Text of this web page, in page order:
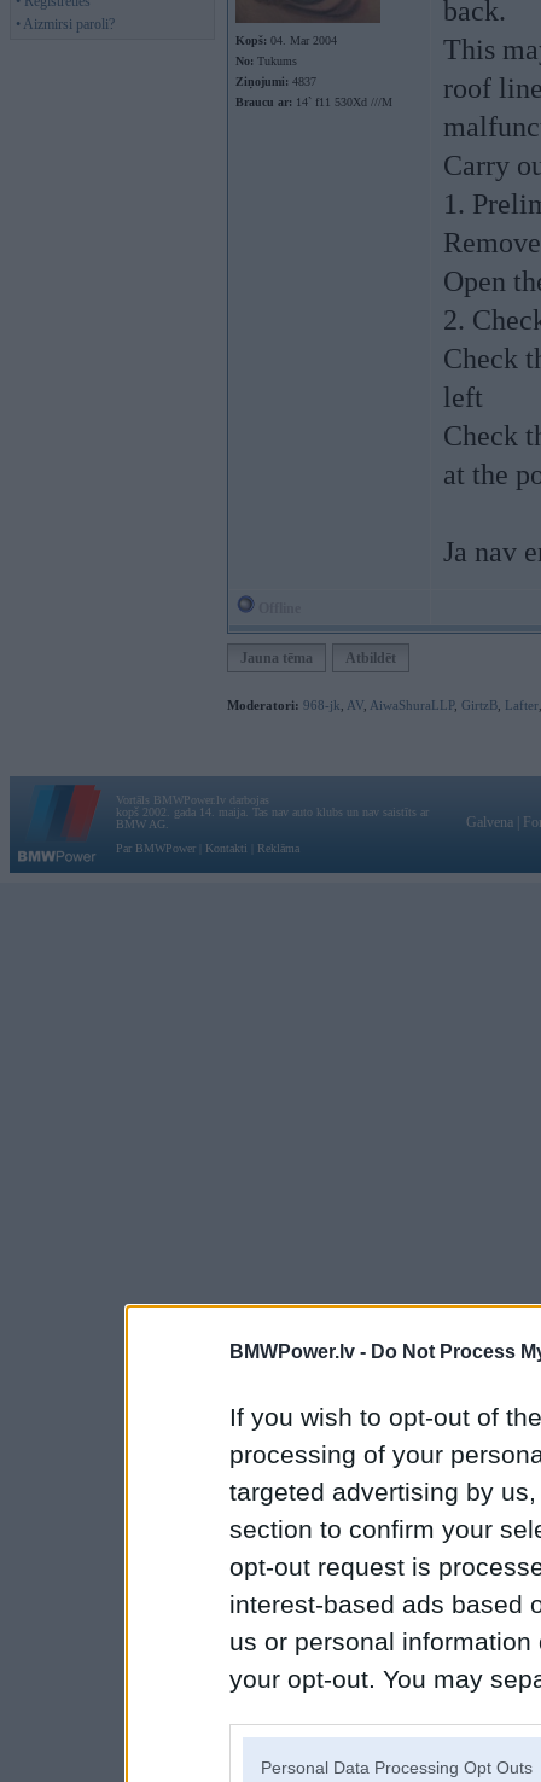
BMWPower.lv - Do Not Process
If you wish to opt-out of
processing of your
targeted advertising by
section to confirm your
opt-out request is
interest-based ads based
us or personal
your opt-out. You may
Personal Data Processing Opt Outs
• Aizmirsi paroli?
Kopš: 04. Mar 2004
No: Tukums
Ziņojumi: 4837
Braucu ar: 14` f11 530Xd ///M
back.
This
roof
Carry
1.
Open
2.
Check
left
Check
at the
Ja nav
Jauna tēma Atbildēt
Moderatori: 968-jk AV AiwaShuraLLP, GirtzB Lafter
Vortāls BMWPower.lv darbojas
kopš 2002. gada 14. maija. Tas nav auto klubs un nav saistīts ar
BMW AG.
Par BMWPower
Kontakti Reklāma
Galvena